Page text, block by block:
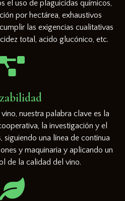
el uso de plaguicidas químicos,
por hectárea, exhaustivos
las exigencias cualitativas
total, acido glucónico, etc.
nuestra palabra clave es la
la investigación y el
una línea de contínua
y maquinaria y aplicando un
de la calidad del vino.